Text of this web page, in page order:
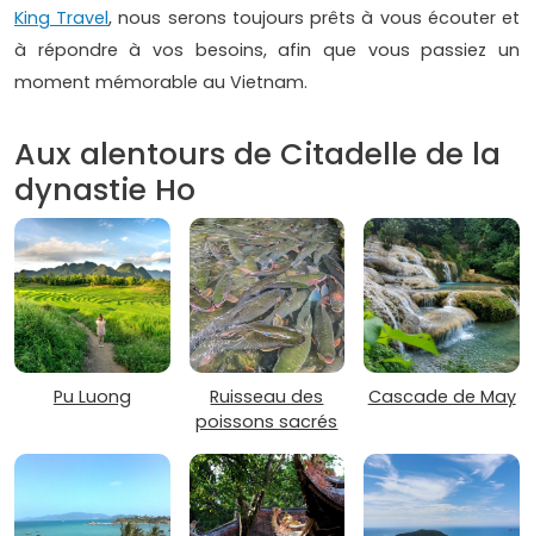
King Travel, nous serons toujours prêts à vous écouter et
à répondre à vos besoins, afin que vous passiez un
moment mémorable au Vietnam.
Aux alentours de Citadelle de la
dynastie Ho
Pu Luong
Ruisseau des
poissons sacrés
Cascade de May